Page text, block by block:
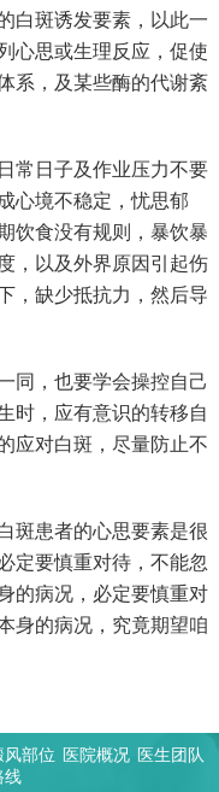
白斑诱发要素，以此一
心思或生理反应，促使
系，及某些酶的代谢紊
日子及作业压力不要
心境不稳定，忧思郁
饮食没有规则，暴饮暴
，以及外界原因引起伤
，缺少抵抗力，然后导
，也要学会操控自己
时，应有意识的转移自
应对白斑，尽量防止不
斑患者的心思要素是很
定要慎重对待，不能忽
的病况，必定要慎重对
身的病况，究竟期望咱
风部位 医院概况 医生团队
线